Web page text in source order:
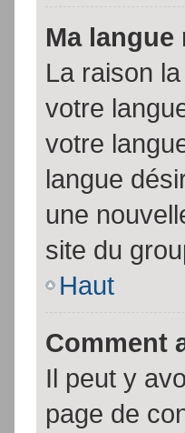
Ma langue
La raison
votre
votre
langue
une
site du
Haut
Comment
Il peut y
page de